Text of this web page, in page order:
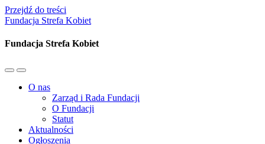
Przejdź do treści
Fundacja Strefa Kobiet
Fundacja Strefa Kobiet
Przełącz
mobilne
Przełącz
pole
wyszukiwania
O nas
Zarząd i Rada Fundacji
O Fundacji
Statut
Aktualności
Ogłoszenia